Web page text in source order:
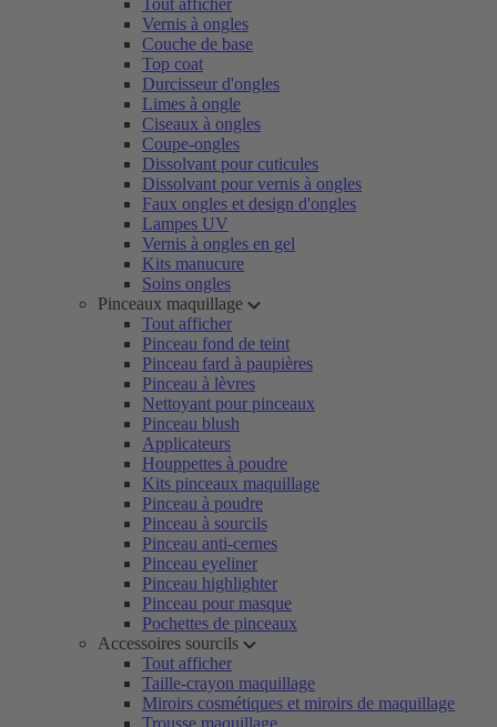
Tout afficher
Vernis à ongles
Couche de base
Top coat
Durcisseur d'ongles
Limes à ongle
Ciseaux à ongles
Coupe-ongles
Dissolvant pour cuticules
Dissolvant pour vernis à ongles
Faux ongles et design d'ongles
Lampes UV
Vernis à ongles en gel
Kits manucure
Soins ongles
Pinceaux maquillage
Tout afficher
Pinceau fond de teint
Pinceau fard à paupières
Pinceau à lèvres
Nettoyant pour pinceaux
Pinceau blush
Applicateurs
Houppettes à poudre
Kits pinceaux maquillage
Pinceau à poudre
Pinceau à sourcils
Pinceau anti-cernes
Pinceau eyeliner
Pinceau highlighter
Pinceau pour masque
Pochettes de pinceaux
Accessoires sourcils
Tout afficher
Taille-crayon maquillage
Miroirs cosmétiques et miroirs de maquillage
Trousse maquillage